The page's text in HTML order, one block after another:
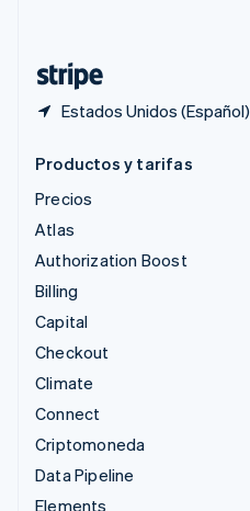
Estados Unidos (Español)
Productos y tarifas
Precios
Atlas
Authorization Boost
Billing
Capital
Checkout
Climate
Connect
Criptomoneda
Data Pipeline
Elements